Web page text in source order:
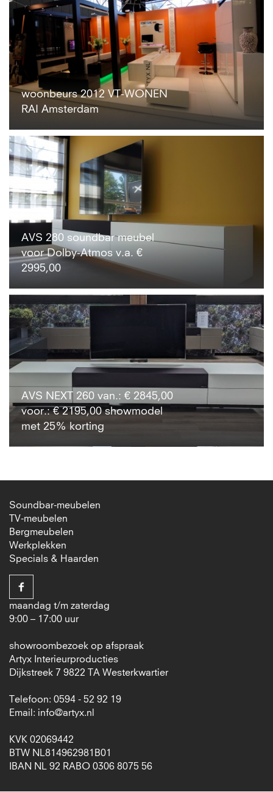
woonbeurs 2012 VT-WONEN
RAI Amsterdam
AVS 280 soundbar meubel
voor Dolby-Atmos v.a. €
2995,00
AVS NEXT 260 van.: € 2845,00
voor.: € 2195,00 showmodel
met 25% korting
Soundbar-meubelen
TV-meubelen
Bergmeubelen
Werkplekken
Specials & Haarden
maandag t/m zaterdag
9:00 – 17:00 uur
showroombezoek op afspraak
Artyx Interieurproducties
Dijkstreek 7 9822 TA Westerkwartier
Telefoon: 0594 - 52 92 19
Email: info@artyx.nl
KVK 02069442
BTW NL814962981B01
IBAN NL 92 RABO 0306 8075 56